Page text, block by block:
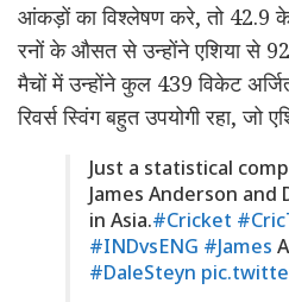
आंकड़ों का विश्लेषण करे, तो 42.9
रनों के औसत से उन्होंने एशिया से
मैचों में उन्होंने कुल 439 विकेट
रिवर्स स्विंग बहुत उपयोगी रहा, जो
Just a statistical
James Anderson and
in Asia.#Cricket
#INDvsENG #James
#DaleSteyn